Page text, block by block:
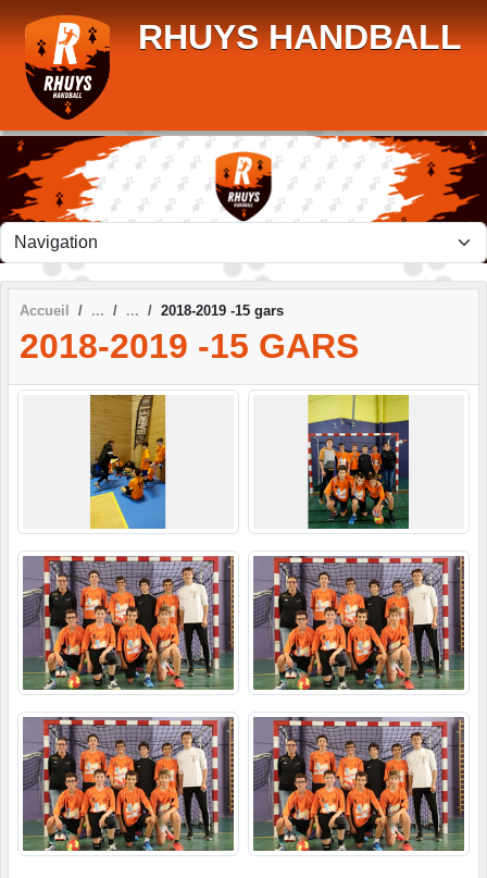
RHUYS HANDBALL
Accueil 2018-2019 -15 gars
2018-2019 -15 GARS
Panneau de gestion des cookies